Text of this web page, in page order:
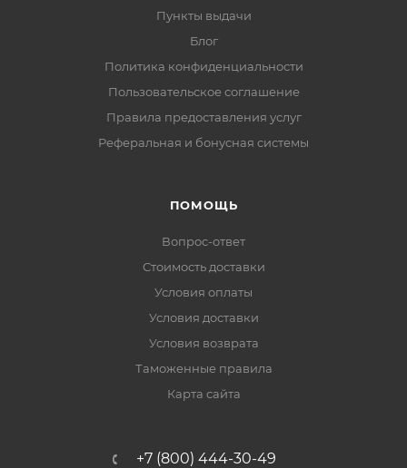
Пункты выдачи
Блог
Политика конфиденциальности
Пользовательское соглашение
Правила предоставления услуг
Реферальная и бонусная системы
ПОМОЩЬ
Вопрос-ответ
Стоимость доставки
Условия оплаты
Условия доставки
Условия возврата
Таможенные правила
Карта сайта
+7 (800) 444-30-49